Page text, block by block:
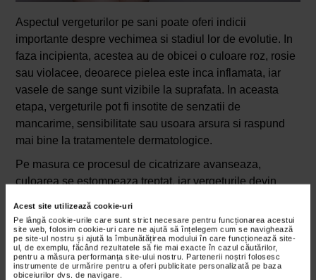
Acest site utilizează cookie-uri
Pe lângă cookie-urile care sunt strict necesare pentru funcționarea acestui
site web, folosim cookie-uri care ne ajută să înțelegem cum se navighează
pe site-ul nostru și ajută la îmbunătățirea modului în care funcționează site-
ul, de exemplu, făcând rezultatele să fie mai exacte în cazul căutărilor,
pentru a măsura performanța site-ului nostru. Partenerii noștri folosesc
instrumente de urmărire pentru a oferi publicitate personalizată pe baza
obiceiurilor dvs. de navigare.
Aspectul vergeturilor pe sani poate oferi indicii
importante despre vechimea si stadiul lor de evolutie. In
faza incipienta, acestea au de obicei o culoare roz, rosie
sau violacee, deoarece pielea este inca inflamata, iar
vasele de sange sunt vizibile la suprafata. In aceasta
etapa, vergeturile pot fi insotite de senzatii de
mancarime, sensibilitate sau usoara arsura si raspund
mai bine la tratamentele dermatologice.
Pe masura ce procesul de cicatrizare avanseaza,
culoarea se estompeaza treptat, iar vergeturile devin
pielii. Aceste forme mai vechi indica o reducere a
vascularizatiei si sunt mai dificil de tratat complet, desi
aspectul lor poate fi ameliorat.
Dincolo de culoare si stadiul de evolutie, vergeturile pe